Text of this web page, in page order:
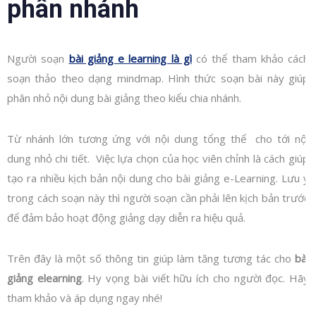
phân nhánh
Người soạn bài giảng e learning là gìcó thể tham khảo cách
soạn thảo theo dạng mindmap. Hình thức soạn bài này giúp
phân nhỏ nội dung bài giảng theo kiểu chia nhánh.
Từ nhánh lớn tương ứng với nội dung tổng thể cho tới nội
dung nhỏ chi tiết. Việc lựa chọn của học viên chỉnh là cách giúp
tạo ra nhiều kịch bản nội dung cho bài giảng e-Learning. Lưu ý
trong cách soạn này thì người soạn cần phải lên kịch bản trước
để đảm bảo hoạt động giảng dạy diễn ra hiệu quả.
Trên đây là một số thông tin giúp làm tăng tương tác cho bài
giảng elearning. Hy vọng bài viết hữu ích cho người đọc. Hãy
tham khảo và áp dụng ngay nhé!